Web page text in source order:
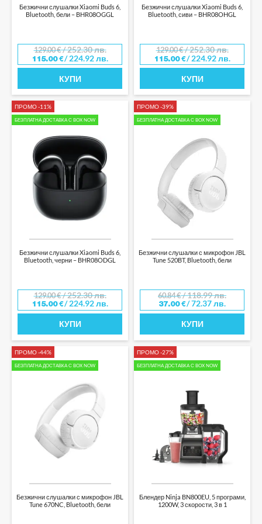
Безжични слушалки Xiaomi Buds 6,
Bluetooth, бели – BHR08OGGL
129.00€/ 252.30 лв.
115.00€/ 224.92 лв.
КУПИ
Безжични слушалки Xiaomi Buds 6,
Bluetooth, сиви – BHR08OHGL
129.00€/ 252.30 лв.
115.00€/ 224.92 лв.
КУПИ
ПРОМО -11%
БЕЗПЛАТНА ДОСТАВКА С BOX NOW
Безжични слушалки Xiaomi Buds 6,
Bluetooth, черни – BHR08ODGL
129.00€/ 252.30 лв.
115.00€/ 224.92 лв.
КУПИ
ПРОМО -39%
БЕЗПЛАТНА ДОСТАВКА С BOX NOW
Безжични слушалки с микрофон JBL
Tune 520BT, Bluetooth, бели
60.84€/ 118.99 лв.
37.00€/ 72.37 лв.
КУПИ
ПРОМО -44%
БЕЗПЛАТНА ДОСТАВКА С BOX NOW
Безжични слушалки с микрофон JBL
Tune 670NC, Bluetooth, бели
ПРОМО -27%
БЕЗПЛАТНА ДОСТАВКА С BOX NOW
Блендер Ninja BN800EU, 5 програми,
1200W, 3 скорости, 3 в 1
БОЙЛЕРИ
ДОМАШНИ ЛЮБИМЦИ
ГРАДИНСКА ТЕХНИКА
КОМПОСТЕРИ
ПОМПИ, ХИДРОФОРНИ ПОМПИ
ИНСТРУМЕНТИ
МУЛТИФУНКЦИОНАЛНИ МАШИНИ
БАТЕРИИ И ЗАРЯДНИ
ПИСТОЛЕТ ЗА БОЯДИСВАНЕ
РЪЧНИ ЦИРКУЛЯРИ
ЕЛЕКТРИЧЕСКИ ОТВЕРТКИ И ДРУГИ
ЛАЗЕРНИ РОЛЕТКИ
ОТОПЛИТЕЛНИ УРЕДИ
ВЕНТИЛАТОРНИ ПЕЧКИ
ЕЛЕКТРИЧЕСКИ КОНВЕКТОРИ